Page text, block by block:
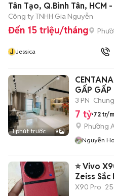
Tân Tạo, Q.Bình Tân, HCM
Công ty TNHH Gia Nguyễn
Đến 15 triệu/tháng
J Jessica
1 phút trước 9
GẤP GẤP
3 PN
7 tỷ 72 tr/
Phường
Nguyễn
⭐ Vivo
Zeiss Sắc
X90 Pro